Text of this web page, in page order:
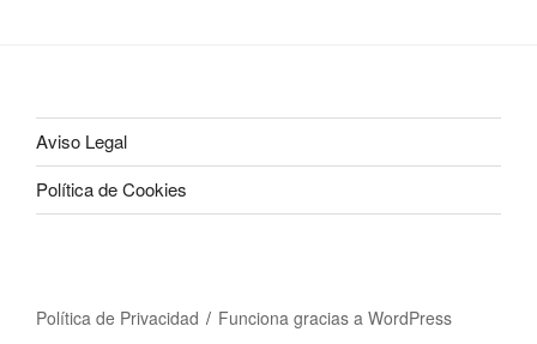
Aviso Legal
Política de Cookies
Política de Privacidad Funciona gracias a WordPress